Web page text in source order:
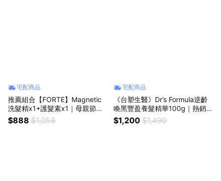
宅配商品
推薦組合【FORTE】Magnetic
洗髮精x1+護髮素x1｜母親節｜
生日禮物｜獅子座｜父親節｜保
健｜女性｜好朋友｜喜歡你｜暖
$888 $1,058
宅配商品
《台塑生醫》Dr’s Formula逆齡
喚黑豐盈養髮精華100g｜熱銷商
品｜七夕｜生日禮物｜獅子座｜
父親節｜勞動節｜保健｜女性｜
$1,200 $1,490